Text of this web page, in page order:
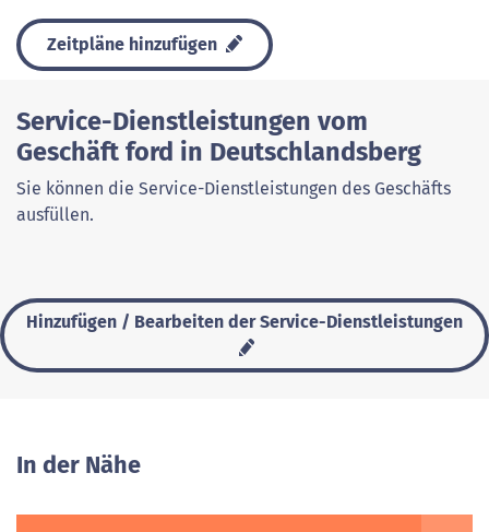
Zeitpläne hinzufügen
Service-Dienstleistungen vom
Geschäft ford in Deutschlandsberg
Sie können die Service-Dienstleistungen des Geschäfts
ausfüllen.
Hinzufügen / Bearbeiten der Service-Dienstleistungen
In der Nähe